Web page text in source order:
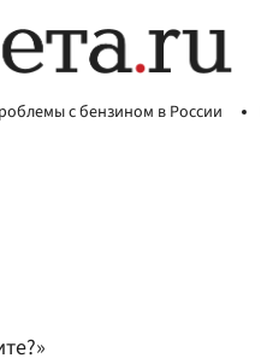
с бензином в России